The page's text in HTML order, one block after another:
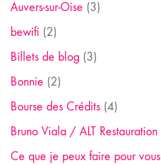
Auvers-sur-Oise (3)
bewifi (2)
Billets de blog (3)
Bonnie (2)
Bourse des Crédits (4)
Bruno Viala / ALT Restauration
Ce que je peux faire pour vous